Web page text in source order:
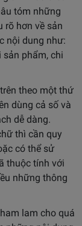
tóm những
rõ hơn về sản
nội dung như:
sản phẩm, chi
theo một thứ
dùng cả số và
dễ dàng.
thì cần quy
có thể sử
thuộc tính với
những thông
lam cho quá